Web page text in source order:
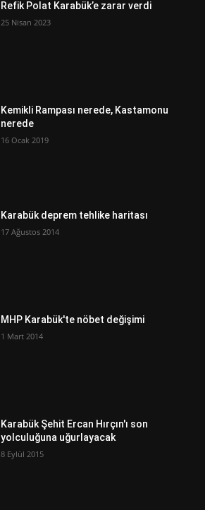
Refik Polat Karabük’e zarar verdi
25 Nisan 2023
Kemikli Rampası nerede, Kastamonu
nerede
16 Ocak 2019
Karabük deprem tehlike haritası
17 Ağustos 2014
MHP Karabük'te nöbet değişimi
1 Mart 2014
Karabük Şehit Ercan Hırçın'ı son
yolculuğuna uğurlayacak
8 Eylül 2015